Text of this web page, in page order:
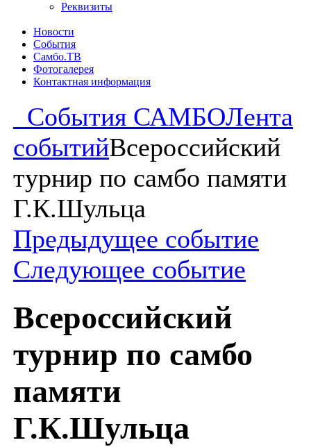
Реквизиты
Новости
События
Самбо.ТВ
Фотогалерея
Контактная информация
События САМБОЛента
событийВсероссийский
турнир по самбо памяти
Г.К.Шульца
Предыдущее событие
Следующее событие
Всероссийский
турнир по самбо
памяти
Г.К.Шульца